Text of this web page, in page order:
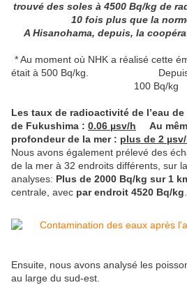
trouvé des soles à 4500 Bq/kg de
10 fois plus que la
A Hisanohama, depuis, la
* Au moment où NHK a réalisé cette
était à 500 Bq/kg. Depuis
100 Bq/kg
Les taux de radioactivité de l’eau
de Fukushima : 0.06 µsv/h Au
profondeur de la mer : plus de 2
Nous avons également prélevé des
de la mer à 32 endroits différents, sur
analyses: Plus de 2000 Bq/kg sur 1
centrale, avec par endroit 4520 Bq/kg
Ensuite, nous avons analysé les
au large du sud-est.